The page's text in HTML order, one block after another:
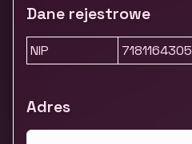
Dane rejestrowe
NIP 7181164305
Adres